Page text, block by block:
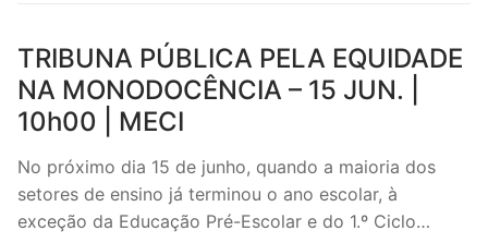
FENPROF CGTP-IN FRENTE COMUM
Search
sindicalização
TRIBUNA PÚBLICA PELA EQUIDADE
NA MONODOCÊNCIA – 15 JUN. |
10h00 | MECI
No próximo dia 15 de junho, quando a maioria dos
setores de ensino já terminou o ano escolar, à
exceção da Educação Pré-Escolar e do 1.º Ciclo…